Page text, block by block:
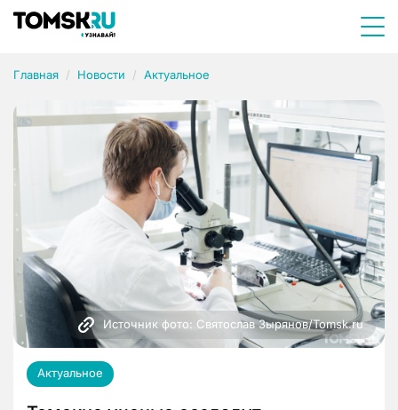
Главная Новости Актуальное
Источник фото: Святослав Зырянов/Tomsk.ru
Актуальное